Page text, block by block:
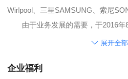
Wirlpool、三星SAMSUNG、索尼
由于业务发展的需要，于2016年
传感器科技有限公司，专注于温度传
衣机、热水器、饮水机、烧水器等等
展开全部
企业福利